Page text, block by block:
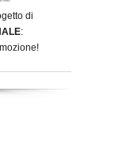
di
: